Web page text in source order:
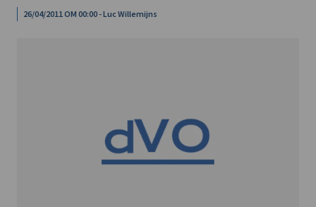
26/04/2011 OM 00:00 - Luc Willemijns